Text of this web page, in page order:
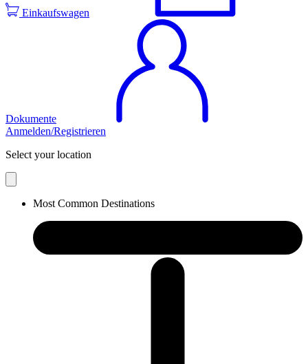
Einkaufswagen
Dokumente
Anmelden/Registrieren
Select your location
Most Common Destinations